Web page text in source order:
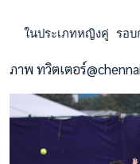
ในประเภทหญิงคู่ รอ
ภาพ ทวิตเตอร์